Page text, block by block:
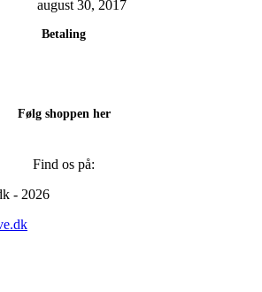
august 30, 2017
Betaling
Følg shoppen her
Find os på:
- 2026